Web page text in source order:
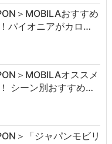
＞MOBILAおすすめ
パイオニアがカロ…
＞MOBILAオススメ
シーン別おすすめ…
＞「ジャパンモビリ